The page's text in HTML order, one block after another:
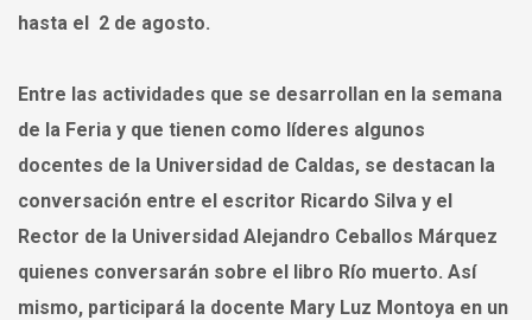
hasta el 2 de agosto.
Entre las actividades que se desarrollan en la semana
de la Feria y que tienen como líderes algunos
docentes de la Universidad de Caldas, se destacan la
conversación entre el escritor Ricardo Silva y el
Rector de la Universidad Alejandro Ceballos Márquez
quienes conversarán sobre el libro Río muerto. Así
mismo, participará la docente Mary Luz Montoya en un